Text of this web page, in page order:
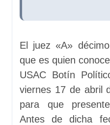
El juez «A»
que es quien
USAC Botín
viernes 17 de abril
para que
Antes de dicha